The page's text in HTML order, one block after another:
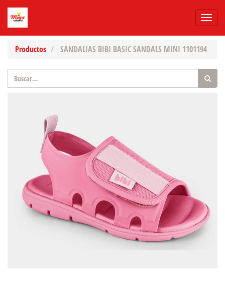
Menú
Productos SANDALIAS BIBI BASIC SANDALS MINI 1101194